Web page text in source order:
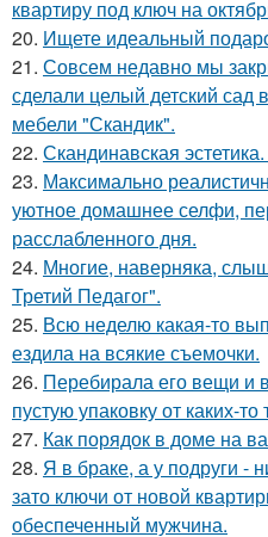
квартиру под ключ на
20. Ищете идеальный
21. Совсем недавно мы
сделали целый детский сад
мебели "Скандик".
22. Скандинавская
23. Максимально
уютное домашнее селфи,
расслабленного дня.
24. Многие, наверняка,
Третий Педагог".
25. Всю неделю какая-то
ездила на всякие съемочки.
26. Перебирала его вещи и
пустую упаковку от каких-то
27. Как порядок в доме на
28. Я в браке, а у подруги -
зато ключи от новой
обеспеченный мужчина.